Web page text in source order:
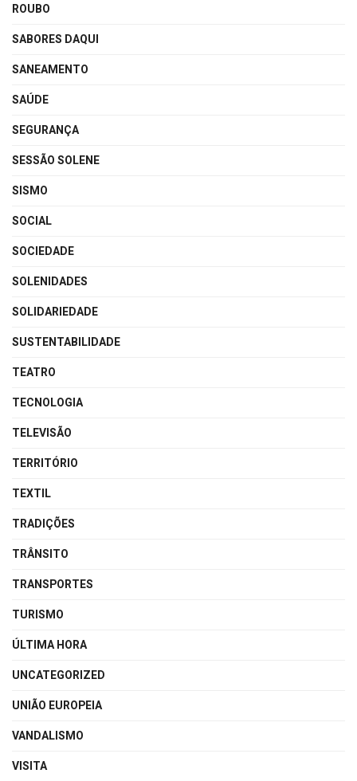
ROUBO
SABORES DAQUI
SANEAMENTO
SAÚDE
SEGURANÇA
SESSÃO SOLENE
SISMO
SOCIAL
SOCIEDADE
SOLENIDADES
SOLIDARIEDADE
SUSTENTABILIDADE
TEATRO
TECNOLOGIA
TELEVISÃO
TERRITÓRIO
TEXTIL
TRADIÇÕES
TRÂNSITO
TRANSPORTES
TURISMO
ÚLTIMA HORA
UNCATEGORIZED
UNIÃO EUROPEIA
VANDALISMO
VISITA